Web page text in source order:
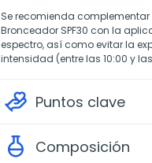
Se recomienda complementar
Bronceador SPF30 con la
espectro, así como evitar la
intensidad (entre las 10:00 y
Puntos clave
Composición